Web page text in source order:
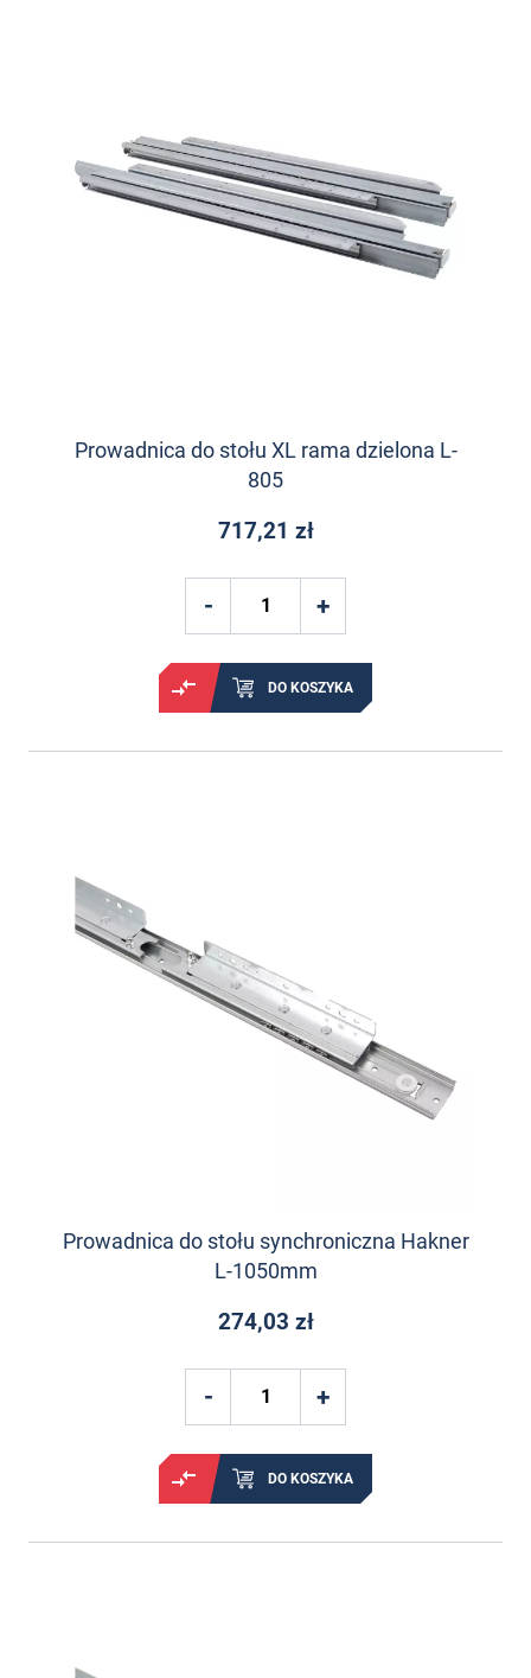
Prowadnica do stołu XL rama dzielona L-
805
717,21 zł
DO KOSZYKA
Prowadnica do stołu synchroniczna Hakner
L-1050mm
274,03 zł
DO KOSZYKA